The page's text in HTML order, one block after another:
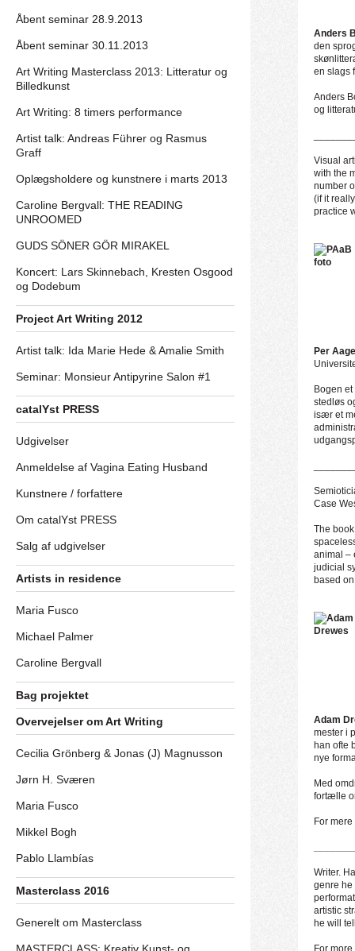
Anders
den
en slags
Anders
og
Visual
with the
number
(if it
practice
Per
Bogen
stedløs
især et
Case
The
animal –
judicial
based
Adam
mester i
han ofte
nye
Med
fortælle
For
Writer.
genre he
artistic
he will
For
Åbent seminar 28.9.2013
Åbent seminar 30.11.2013
Art Writing Masterclass 2013: Litteratur og
Billedkunst
Art Writing: 8 timers performance
Artist talk: Andreas Führer og Rasmus
Graff
Oplægsholdere og kunstnere i marts 2013
Caroline Bergvall: THE READING
UNROOMED
GUDS SÖNER GÖR MIRAKEL
Koncert: Lars Skinnebach, Kresten Osgood
og Dodebum
Project Art Writing 2012
Artist talk: Ida Marie Hede & Amalie Smith
Seminar: Monsieur Antipyrine Salon #1
catalYst PRESS
Udgivelser
Anmeldelse af Vagina Eating Husband
Kunstnere / forfattere
Om catalYst PRESS
Salg af udgivelser
Artists in residence
Maria Fusco
Michael Palmer
Caroline Bergvall
Bag projektet
Overvejelser om Art Writing
Cecilia Grönberg & Jonas (J) Magnusson
Jørn H. Sværen
Maria Fusco
Mikkel Bogh
Pablo Llambías
Masterclass 2016
Generelt om Masterclass